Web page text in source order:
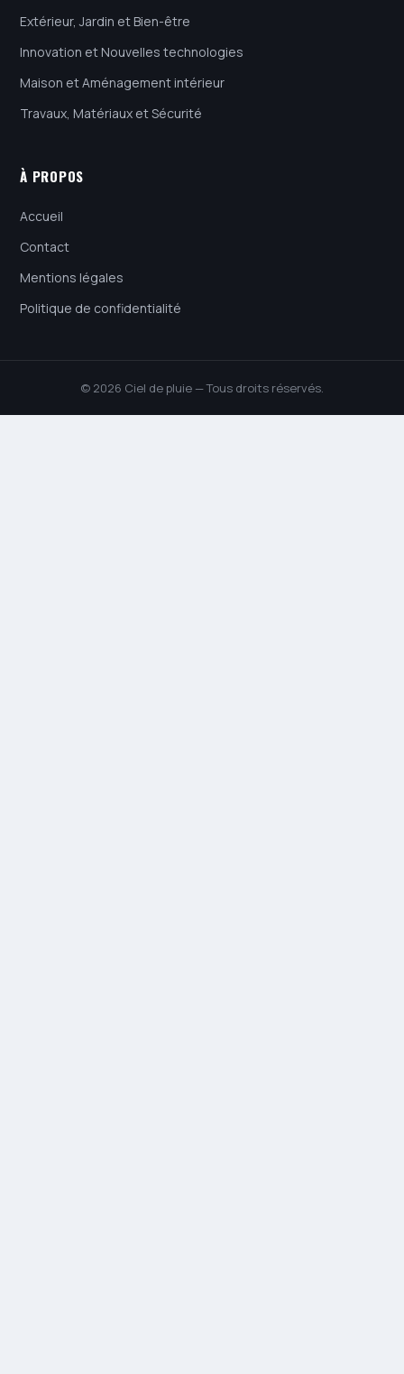
Extérieur, Jardin et Bien-être
Innovation et Nouvelles technologies
Maison et Aménagement intérieur
Travaux, Matériaux et Sécurité
À PROPOS
Accueil
Contact
Mentions légales
Politique de confidentialité
© 2026 Ciel de pluie — Tous droits réservés.